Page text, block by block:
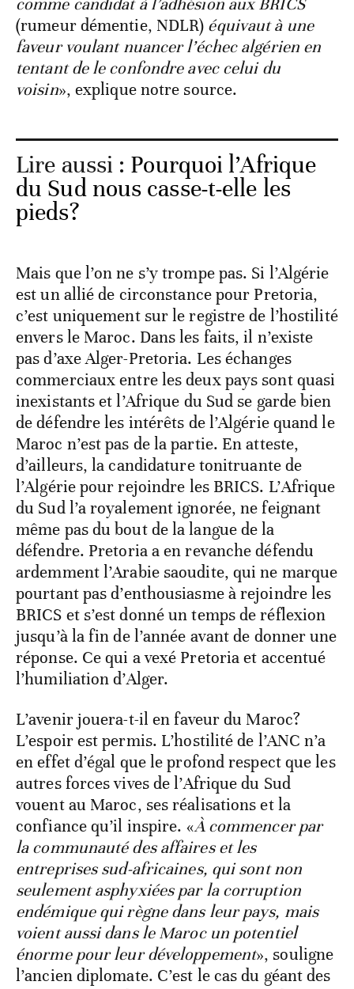
(rumeur démentie, NDLR) équivaut à une
faveur voulant nuancer l’échec algérien en
tentant de le confondre avec celui du
voisin», explique notre source.
Lire aussi : Pourquoi l’Afrique
du Sud nous casse-t-elle les
pieds?
Mais que l’on ne s’y trompe pas. Si l’Algérie
est un allié de circonstance pour Pretoria,
c’est uniquement sur le registre de l’hostilité
envers le Maroc. Dans les faits, il n’existe
pas d’axe Alger-Pretoria. Les échanges
commerciaux entre les deux pays sont quasi
inexistants et l’Afrique du Sud se garde bien
de défendre les intérêts de l’Algérie quand le
Maroc n’est pas de la partie. En atteste,
d’ailleurs, la candidature tonitruante de
l’Algérie pour rejoindre les BRICS. L’Afrique
du Sud l’a royalement ignorée, ne feignant
même pas du bout de la langue de la
défendre. Pretoria a en revanche défendu
ardemment l’Arabie saoudite, qui ne marque
pourtant pas d’enthousiasme à rejoindre les
BRICS et s’est donné un temps de réflexion
jusqu’à la fin de l’année avant de donner une
réponse. Ce qui a vexé Pretoria et accentué
l’humiliation d’Alger.
L’avenir jouera-t-il en faveur du Maroc?
L’espoir est permis. L’hostilité de l’ANC n’a
en effet d’égal que le profond respect que les
autres forces vives de l’Afrique du Sud
vouent au Maroc, ses réalisations et la
confiance qu’il inspire. «À commencer par
la communauté des affaires et les
entreprises sud-africaines, qui sont non
seulement asphyxiées par la corruption
endémique qui règne dans leur pays, mais
voient aussi dans le Maroc un potentiel
énorme pour leur développement», souligne
l’ancien diplomate. C’est le cas du géant des